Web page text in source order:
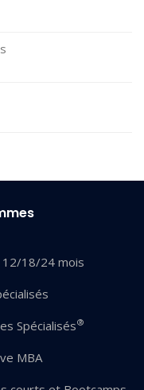
12/18/24 mois
Spécialisés®
MBA